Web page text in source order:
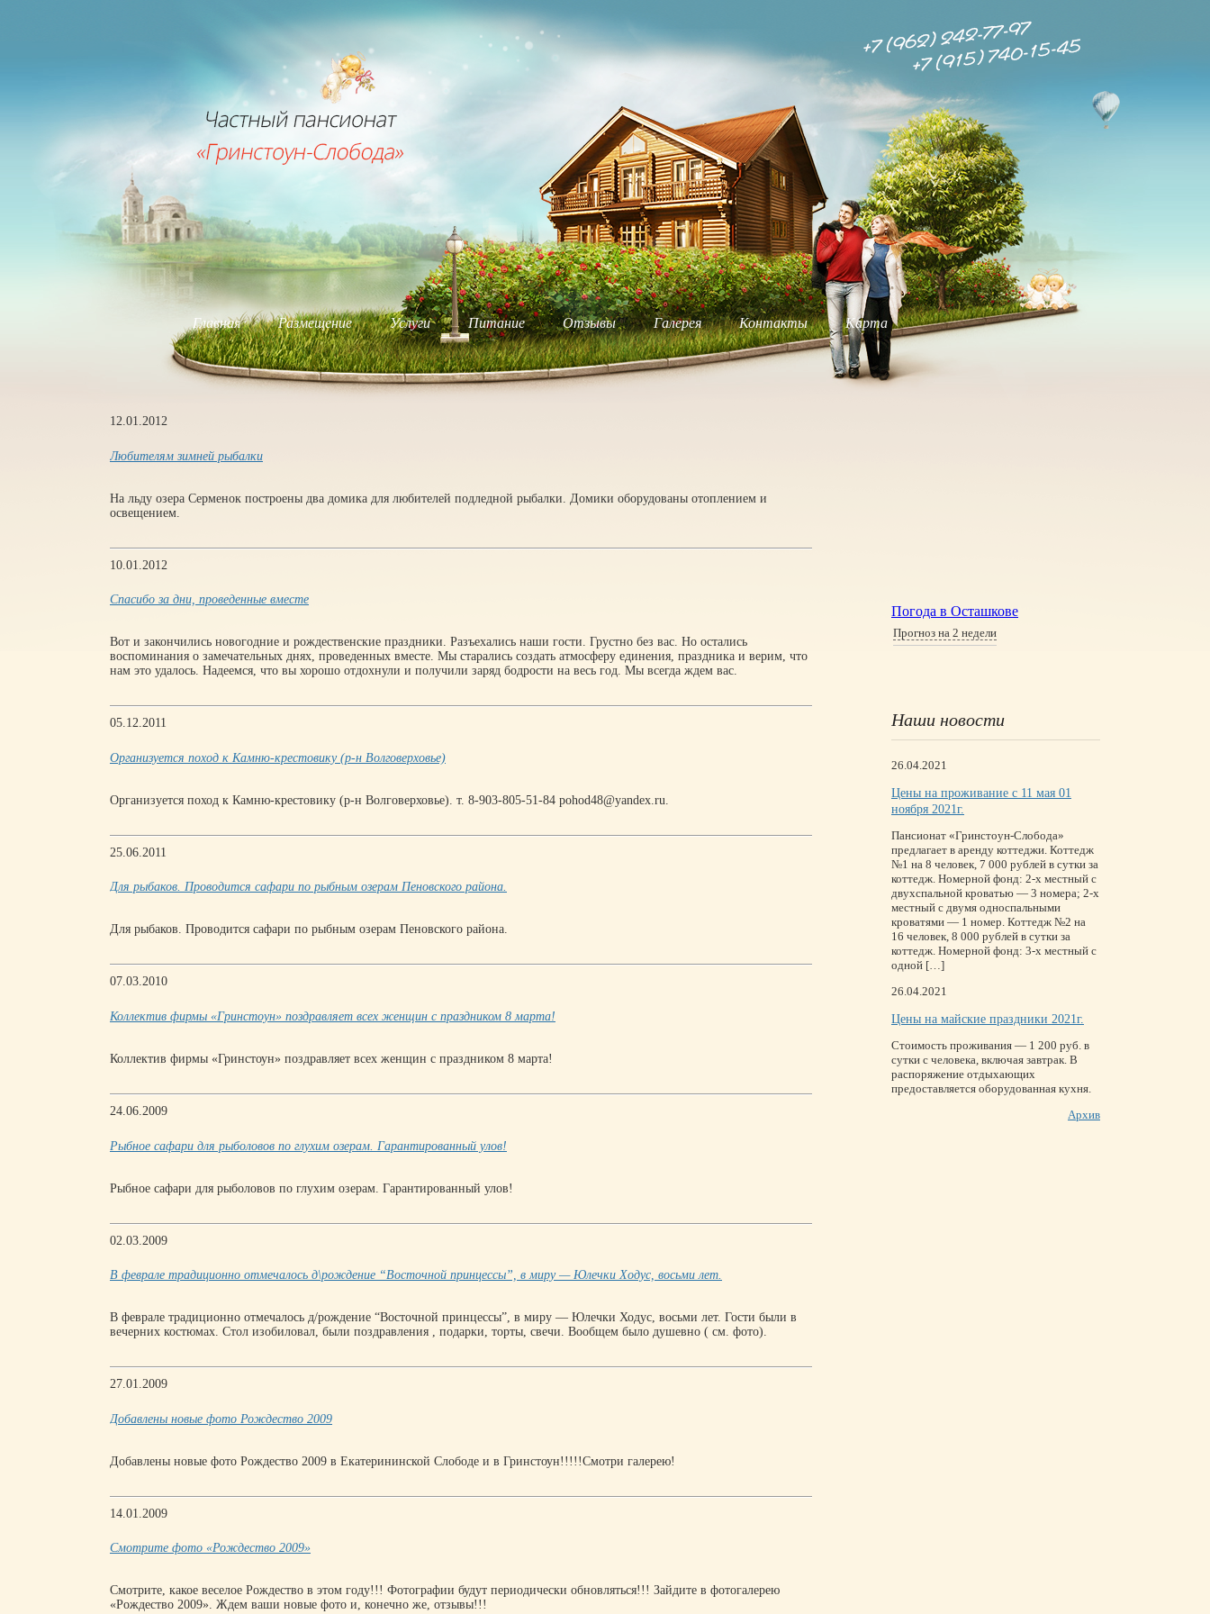
Главная Размещение Услуги Питание Отзывы Галерея Контакты Карта
12.01.2012
Любителям зимней рыбалки
На льду озера Серменок построены два домика для любителей подледной рыбалки. Домики оборудованы отоплением и
освещением.
10.01.2012
Спасибо за дни, проведенные вместе
Вот и закончились новогодние и рождественские праздники. Разъехались наши гости. Грустно без вас. Но остались
воспоминания о замечательных днях, проведенных вместе. Мы старались создать атмосферу единения, праздника и верим, что
нам это удалось. Надеемся, что вы хорошо отдохнули и получили заряд бодрости на весь год. Мы всегда ждем вас.
05.12.2011
Организуется поход к Камню-крестовику (р-н Волговерховье)
Организуется поход к Камню-крестовику (р-н Волговерховье). т. 8-903-805-51-84 pohod48@yandex.ru.
25.06.2011
Для рыбаков. Проводится сафари по рыбным озерам Пеновского района.
Для рыбаков. Проводится сафари по рыбным озерам Пеновского района.
07.03.2010
Коллектив фирмы «Гринстоун» поздравляет всех женщин с праздником 8 марта!
Коллектив фирмы «Гринстоун» поздравляет всех женщин с праздником 8 марта!
24.06.2009
Рыбное сафари для рыболовов по глухим озерам. Гарантированный улов!
Рыбное сафари для рыболовов по глухим озерам. Гарантированный улов!
02.03.2009
В феврале традиционно отмечалось д\рождение “Восточной принцессы”, в миру — Юлечки Ходус, восьми лет.
В феврале традиционно отмечалось д/рождение “Восточной принцессы”, в миру — Юлечки Ходус, восьми лет. Гости были в
вечерних костюмах. Стол изобиловал, были поздравления , подарки, торты, свечи. Вообщем было душевно ( см. фото).
27.01.2009
Добавлены новые фото Рождество 2009
Добавлены новые фото Рождество 2009 в Екатерининской Слободе и в Гринстоун!!!!!Смотри галерею!
14.01.2009
Смотрите фото «Рождество 2009»
Смотрите, какое веселое Рождество в этом году!!! Фотографии будут периодически обновляться!!! Зайдите в фотогалерею
«Рождество 2009». Ждем ваши новые фото и, конечно же, отзывы!!!
Погода в Осташкове
Прогноз на 2 недели
Наши новости
26.04.2021
Цены на проживание с 11 мая 01
ноября 2021г.
Пансионат «Гринстоун-Слобода»
предлагает в аренду коттеджи. Коттедж
№1 на 8 человек, 7 000 рублей в сутки за
коттедж. Номерной фонд: 2-х местный с
двухспальной кроватью — 3 номера; 2-х
местный с двумя односпальными
кроватями — 1 номер. Коттедж №2 на
16 человек, 8 000 рублей в сутки за
коттедж. Номерной фонд: 3-х местный с
одной […]
26.04.2021
Цены на майские праздники 2021г.
Стоимость проживания — 1 200 руб. в
сутки с человека, включая завтрак. В
распоряжение отдыхающих
предоставляется оборудованная кухня.
Архив